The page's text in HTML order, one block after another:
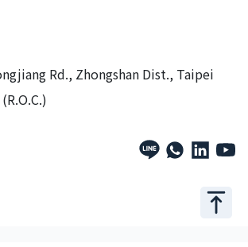
Rd., Zhongshan Dist., Taipei